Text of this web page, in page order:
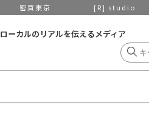
密買東京 [R] studio
ローカルのリアルを伝えるメディア